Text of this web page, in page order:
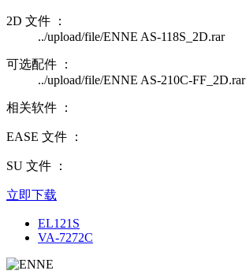
2D 文件 ：
../upload/file/ENNE AS-118S_2D.rar
可选配件 ：
../upload/file/ENNE AS-210C-FF_2D.rar
相关软件 ：
EASE 文件 ：
SU 文件 ：
立即下载
EL121S
VA-7272C